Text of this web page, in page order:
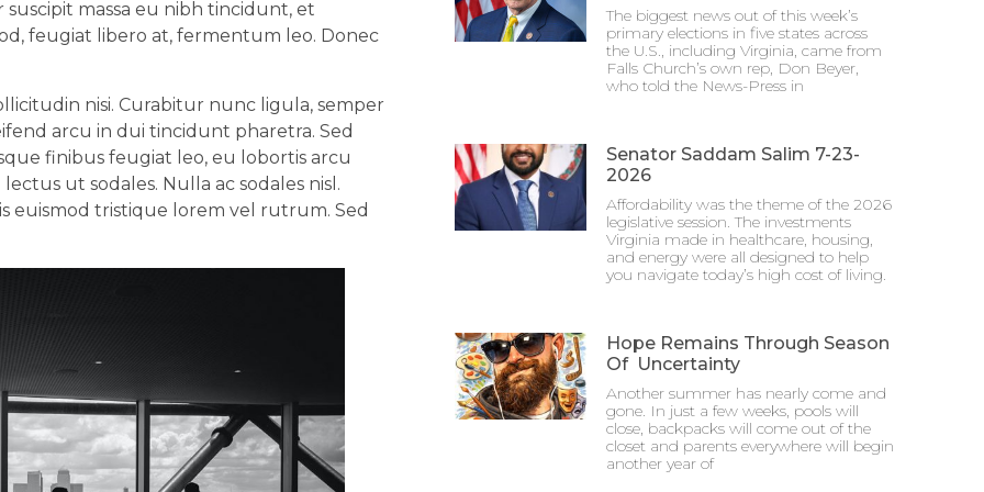
massa eu nibh tincidunt, et
feugiat libero at, fermentum leo. Donec
nisi. Curabitur nunc ligula, semper
arcu in dui tincidunt pharetra. Sed
finibus feugiat leo, eu lobortis arcu
ut sodales. Nulla ac sodales nisl.
euismod tristique lorem vel rutrum. Sed
The biggest news out of this week’s
primary elections in five states across
the U.S., including Virginia, came from
Falls Church’s own rep, Don Beyer,
who told the News-Press in
Senator Saddam Salim 7-23-
2026
Affordability was the theme of the 2026
legislative session. The investments
Virginia made in healthcare, housing,
and energy were all designed to help
you navigate today’s high cost of living.
Hope Remains Through Season
Of Uncertainty
Another summer has nearly come and
gone. In just a few weeks, pools will
close, backpacks will come out of the
closet and parents everywhere will begin
another year of